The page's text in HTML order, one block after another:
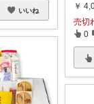
いいね
￥
売切
0